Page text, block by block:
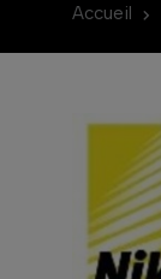
Accueil